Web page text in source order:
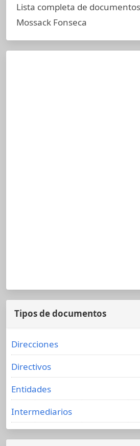
Lista completa de
Mossack Fonseca
Tipos de documentos
Direcciones
Directivos
Entidades
Intermediarios